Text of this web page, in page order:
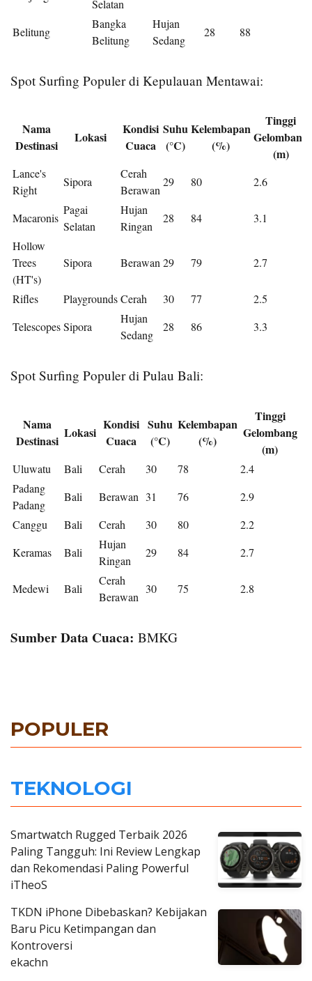
Selatan
Belitung
Bangka
Belitung
Hujan
Sedang
28 88
Spot Surfing Populer di Kepulauan Mentawai:
Nama
Destinasi
Lokasi
Kondisi
Cuaca
Suhu
(°C)
Kelembapan
(%)
Tinggi
Gelombang
(m)
Lance's
Right
Sipora
Cerah
Berawan
29 80 2.6
Macaronis
Pagai
Selatan
Hujan
Ringan
28 84
3.1
Hollow
Trees
(HT's)
Sipora Berawan29 79 2.7
Rifles PlaygroundsCerah 30 77
2.5
TelescopesSipora
Hujan
Sedang
28 86 3.3
Spot Surfing Populer di Pulau Bali:
Nama
Destinasi
Lokasi
Kondisi
Cuaca
Suhu
(°C)
Kelembapan
(%)
Tinggi
Gelombang
(m)
Uluwatu Bali Cerah 30 78
2.4
Padang
Padang
Bali Berawan 31 76
2.9
Canggu
Bali Cerah 30 80
2.2
Keramas
Bali
Hujan
Ringan
29 84 2.7
Medewi Bali
Cerah
Berawan
30 75 2.8
Sumber Data Cuaca: BMKG
POPULER
TEKNOLOGI
Smartwatch Rugged Terbaik 2026
Paling Tangguh: Ini Review Lengkap
dan Rekomendasi Paling Powerful
iTheoS
TKDN iPhone Dibebaskan? Kebijakan
Baru Picu Ketimpangan dan
Kontroversi
ekachn